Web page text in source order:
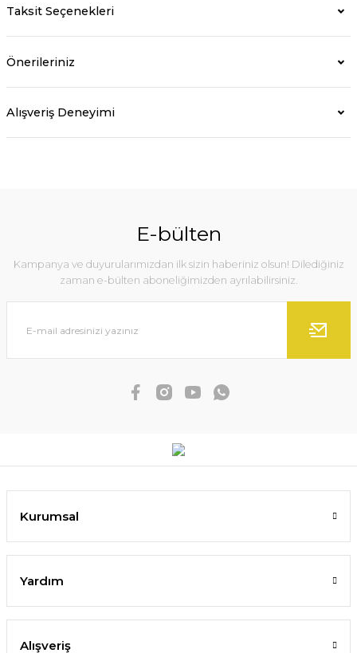
Taksit Seçenekleri
Önerileriniz
Alışveriş Deneyimi
E-bülten
Kampanya ve duyurularımızdan ilk sizin haberiniz olsun! Dilediğiniz
zaman e-bülten aboneliğimizden ayrılabilirsiniz.
Kurumsal
Yardım
Alışveriş